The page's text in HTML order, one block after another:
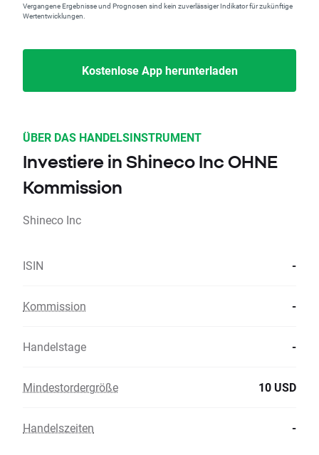
Vergangene Ergebnisse und Prognosen sind kein zuverlässiger Indikator für zukünftige
Wertentwicklungen.
Kostenlose App herunterladen
ÜBER DAS HANDELSINSTRUMENT
Investiere in Shineco Inc OHNE
Kommission
Shineco Inc
ISIN -
Kommission -
Handelstage -
Mindestordergröße 10 USD
Handelszeiten -